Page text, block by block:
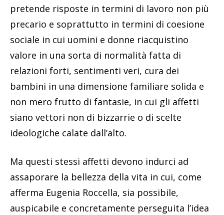
pretende risposte in termini di lavoro non più
precario e soprattutto in termini di coesione
sociale in cui uomini e donne riacquistino
valore in una sorta di normalità fatta di
relazioni forti, sentimenti veri, cura dei
bambini in una dimensione familiare solida e
non mero frutto di fantasie, in cui gli affetti
siano vettori non di bizzarrie o di scelte
ideologiche calate dall’alto.
Ma questi stessi affetti devono indurci ad
assaporare la bellezza della vita in cui, come
afferma Eugenia Roccella, sia possibile,
auspicabile e concretamente perseguita l’idea